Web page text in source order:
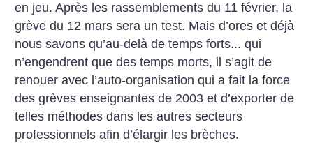
en jeu. Après les rassemblements du 11 février, la
grève du 12 mars sera un test. Mais d’ores et déjà
nous savons qu’au-delà de temps forts... qui
n’engendrent que des temps morts, il s’agit de
renouer avec l’auto-organisation qui a fait la force
des grèves enseignantes de 2003 et d’exporter de
telles méthodes dans les autres secteurs
professionnels afin d’élargir les brèches.